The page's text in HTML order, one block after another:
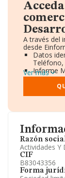
Razón
Actividades Y
CIF
B83043356
Forma
A través del
desde
Datos
Informe
Gráficos
Consejo
Ver más